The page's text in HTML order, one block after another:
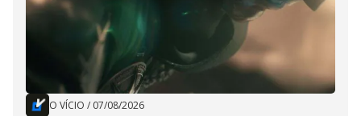
O VÍCIO / 07/08/2026